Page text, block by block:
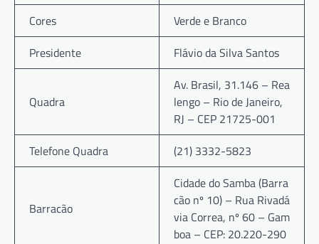
Cores
Verde e Branco
Presidente
Flávio da Silva Santos
Quadra
Av. Brasil, 31.146 – Rea
lengo – Rio de Janeiro,
RJ – CEP 21725-001
Telefone Quadra
(21) 3332-5823
Barracão
Cidade do Samba (Barra
cão nº 10) – Rua Rivadá
via Correa, nº 60 – Gam
boa – CEP: 20.220-290